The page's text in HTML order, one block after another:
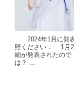
2024年1月に発表
照ください． 1月
細が発表されたの
は？ ...